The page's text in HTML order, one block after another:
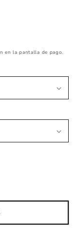
en la pantalla de pago.